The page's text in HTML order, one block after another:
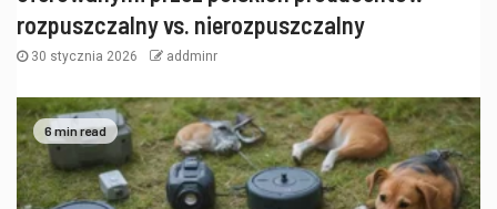
rozpuszczalny vs. nierozpuszczalny
30 stycznia 2026 addminr
6 min read